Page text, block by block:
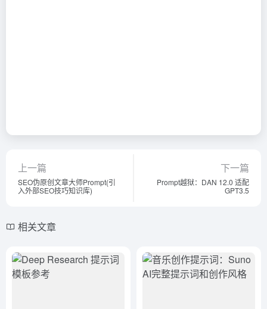
上一篇
SEO伪原创文章大师Prompt(引
入外部SEO技巧知识库)
下一篇
Prompt越狱：DAN 12.0 适配
GPT3.5
相关文章